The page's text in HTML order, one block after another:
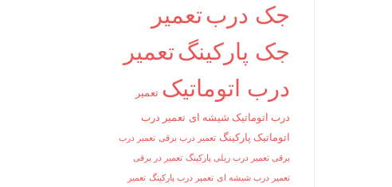
جک درب تعمیر
جک پارکینگ تعمیر
درب اتوماتیک تعمیر
درب اتوماتیک شیشه ای تعمیر درب
اتوماتیک پارکینگ تعمیر درب برقی تعمیر درب
برقی تعمیر درب ریلی پارکینگ تعمیر در برقی
تعمیر درب شیشه ای تعمیر درب پارکینگ تعمیر